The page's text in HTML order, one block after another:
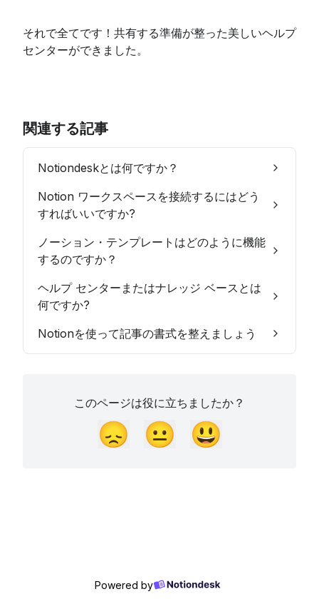
それで全てです！共有する準備が整った美しいヘルプ
センターができました。
関連する記事
Notiondeskとは何ですか？
Notion ワークスペースを接続するにはどう
すればいいですか?
ノーション・テンプレートはどのように機能
するのですか？
ヘルプ センターまたはナレッジ ベースとは
何ですか?
Notionを使って記事の書式を整えましょう
このページは役に立ちましたか？
😞 😐 😃
Powered by